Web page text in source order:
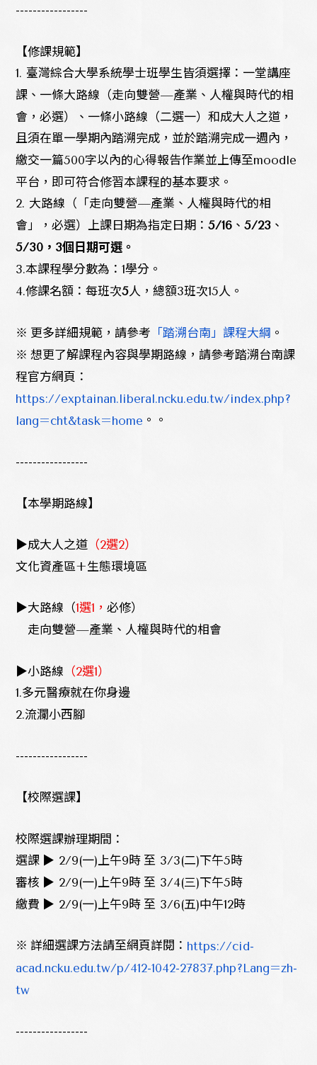
-----------------
【修課規範】
1. 臺灣綜合大學系統學士班學生皆須選擇 ： 一堂講座
課、一條大路線 （走向雙營—產業、人權與時代的相
會，必選） 、一條小路線 （二選一）和成大人之道，
且須在單一學期內踏溯完成，並於踏溯完成一週內，
繳交一篇500字以內的心得報告作業並上傳至moodle
平台，即可符合修習本課程的基本要求。
2. 大路線 （ 「 走向雙營—產業、人權與時代的相
會」，必選）上課日期為指定日期 ：5/16 、5/23 、
5/30 ， 3個日期可選。
3.本課程學分數為 ：1學分。
4.修課名額 ：每班次5人，總額3班次15 人。
※ 更多詳細規範，請參考 「踏溯台南」課程大綱 。
※ 想更了解課程內容與學期路線，請參考踏溯台南課
程官方網頁：
https://exptainan.liberal.ncku.edu.tw/index.php?
lang=cht&task=home 。 。
-----------------
【本學期路線】
▶成大人之道 （2選2）
文化資產區+生態環境區
▶大路線（1選1 ，必修）
走向雙營—產業、人權與時代的相會
▶小路線 （2選1）
1.多元醫療就在你身邊
2.流瀾小西腳
-----------------
【校際選課】
校際選課辦理期間：
選課 ▶ 2/9(一)上午9時 至 3/3(二)下午5時
審核 ▶ 2/9(一)上午9時 至 3/4(三)下午5時
繳費 ▶ 2/9(一) 上午9時 至 3/6(五)中午12時
※ 詳細選課方法請至網頁詳閱： https://cid-
acad.ncku.edu.tw/p/412-1042-27837.php?Lang=zh-
tw
-----------------